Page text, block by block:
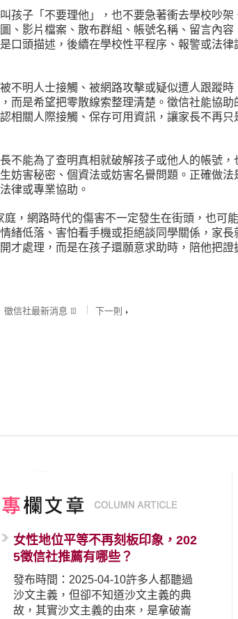
孩子「不要理他」，也不要急著衝去學校吵架
、影片檔案、散布群組、帳號名稱、留言內容
口頭描述，後續在學校性平程序、報警或法律
不明人士接觸、被網路攻擊或疑似遭人跟蹤時
而是希望把零散線索整理清楚。徵信社能協助
相關人際接觸、保存可用資訊，讓家長不再只
不能為了查明真相就破解孩子或他人的帳號，
妨害秘密、個資法或妨害名譽問題。正確做法
律或專業協助。
，網路時代的傷害不一定發生在街頭，也可
緒低落、害怕看手機或拒絕談同學關係，家長
才處理，而是在孩子還願意求助時，陪他把證
徵信社最新消息 下一則
女性地位平等不再刻板印象，202
5徵信社推薦有哪些？
發布時間：2025-04-10許多人都聽過
沙文主義，但卻不知道沙文主義的典
故，其實沙文主義的由來，是拿破崙